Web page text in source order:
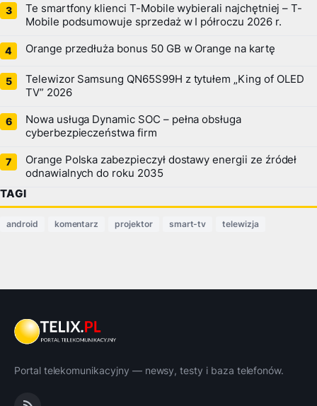
Te smartfony klienci T-Mobile wybierali najchętniej – T-
Mobile podsumowuje sprzedaż w I półroczu 2026 r.
Orange przedłuża bonus 50 GB w Orange na kartę
Telewizor Samsung QN65S99H z tytułem „King of OLED
TV” 2026
Nowa usługa Dynamic SOC – pełna obsługa
cyberbezpieczeństwa firm
Orange Polska zabezpieczył dostawy energii ze źródeł
odnawialnych do roku 2035
TAGI
android komentarz projektor smart-tv telewizja
Portal telekomunikacyjny — newsy, testy i baza telefonów.